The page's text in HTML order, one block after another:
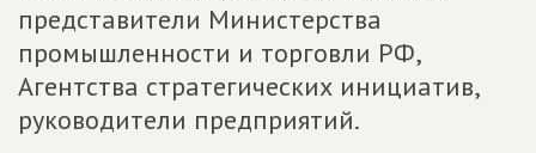
представители Министерства
промышленности и торговли РФ,
Агентства стратегических инициатив,
руководители предприятий.